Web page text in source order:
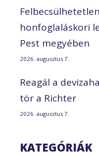
honfoglaláskori
Pest megyében
2026. augusztus 7.
Reagál a
tör a Richter
2026. augusztus 7.
KATEGÓRIÁK